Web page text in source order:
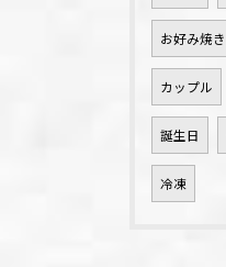
お好み焼き
カップル
誕生日
冷凍